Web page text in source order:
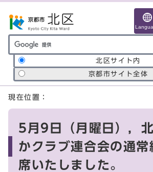
サイト内検索の範囲
北区サイト内
京都市サイト全体
ここから本文です
現在位置：
5月9日（月曜日），
かクラブ連合会の通常
席いたしました。